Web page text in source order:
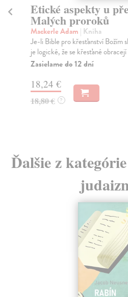
u předexilních
Božím slovem a normou víry,
obracejí právě na...
Ďalšie z